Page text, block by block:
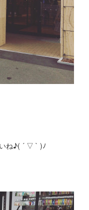
ね♪( ´ ▽ ` )ﾉ